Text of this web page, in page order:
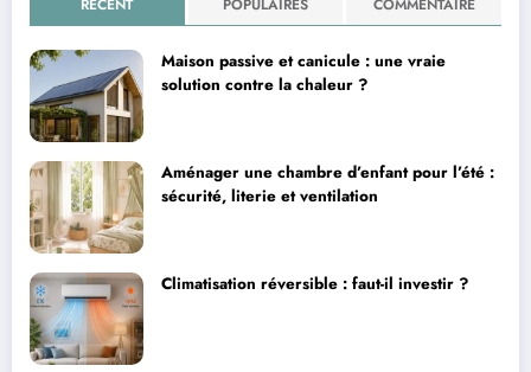
RÉCENT POPULAIRES COMMENTAIRE
Maison passive et canicule : une vraie
solution contre la chaleur ?
Aménager une chambre d’enfant pour l’été :
sécurité, literie et ventilation
Climatisation réversible : faut-il investir ?